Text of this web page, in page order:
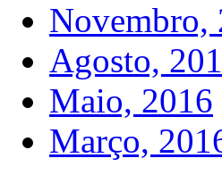
Novembro,
Agosto,
Maio, 2016
Março,